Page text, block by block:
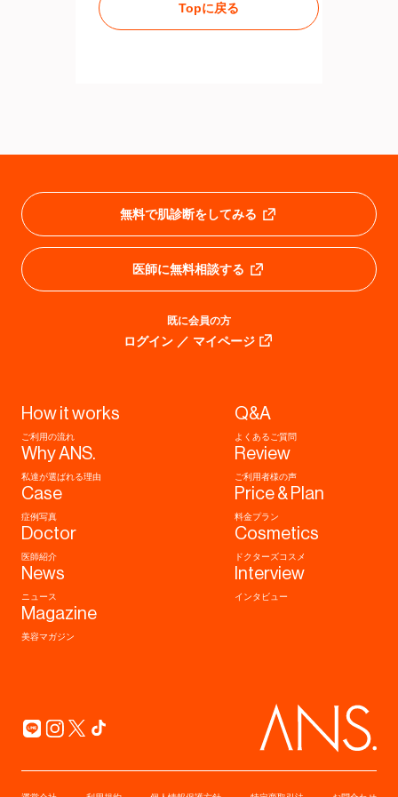
Topに戻る
無料で肌診断をしてみる
医師に無料相談する
既に会員の方
ログイン ／ マイページ
How it works
ご利用の流れ
Q&A
よくあるご質問
Why ANS.
私達が選ばれる理由
Review
ご利用者様の声
Case
症例写真
Price & Plan
料金プラン
Doctor
医師紹介
Cosmetics
ドクターズコスメ
News
ニュース
Interview
インタビュー
Magazine
美容マガジン